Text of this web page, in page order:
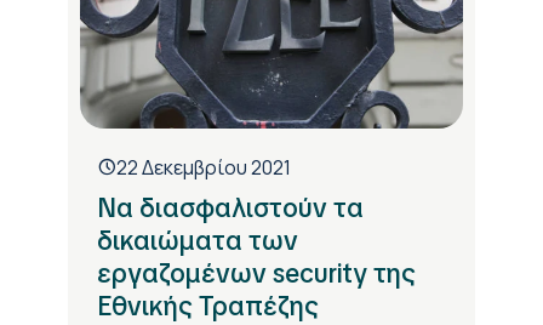
22 Δεκεμβρίου 2021
Να διασφαλιστούν τα
δικαιώματα των
εργαζομένων security της
Εθνικής Τραπέζης